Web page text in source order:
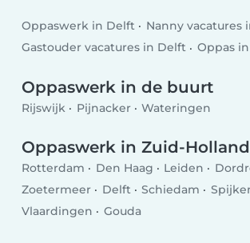
Oppaswerk in Delft
Nanny vacatures
Gastouder vacatures in Delft
Oppas
Oppaswerk in de buurt
Rijswijk Pijnacker Wateringen
Oppaswerk in Zuid-Holland
Rotterdam Den Haag Leiden
Zoetermeer
Delft Schiedam
Vlaardingen
Gouda